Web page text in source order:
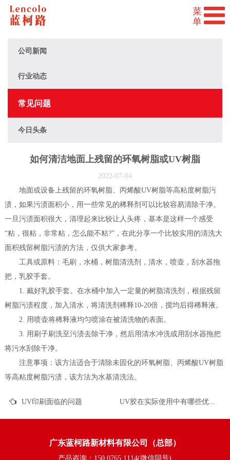
公司新闻
行业动态
常见问题
今日头条
如何清洁地面上残留的环氧树脂或UV树脂
2022-07-04
地面或设备上残留的环氧树脂、丙烯酸UV树脂等高粘度树脂污
渍，如果污渍面积小，用一些常见的稀释剂可以比较容易清除干净。
一旦污渍面积很大，清理起来比较让人头疼，基本是这样一个感受
“粘，很粘，非常粘，怎么能不粘?”，在此分享一个比较实用的清洗大
面积残留树脂污渍的方法，仅供大家参考。
工具或原料：毛刷，水桶，树脂清洗剂，清水，喷壶，刮水器拖
把，乳胶手套。
1. 戴好乳胶手套。在水桶中加入一定量的树脂清洗剂，根据残留
树脂污渍程度，加入清水，将清洗剂稀释10-20倍，搅均后得稀释液。
2. 用喷壶将稀释液均匀喷涂在被清洗物的表面。
3. 用刷子刷洗至污渍去除干净，然后用清水冲洗或用刮水器拖把
将污水刮除干净。
注意事项：该方法适合于清除未固化的环氧树脂、丙烯酸UV树脂
等高粘度树脂污渍，该方法为水基清洗法。
UV印刷面临的问题 UV胶在实际使用中有哪些优势？
广东蓝柯路新材料有限公司（总部）
产品咨询：150 0765 1114(微信同号)